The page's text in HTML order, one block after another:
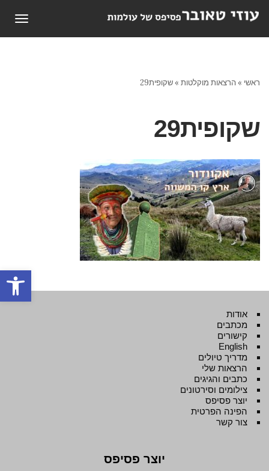
פתח
ראשי »הרצאות מוקלטות »שקופית29
שקופית29
אודות
מכתבים
קישורים
English
מדריך טיולים
הרצאות שלי
כתבים והגיגים
צילומים וסירטונים
יוצר פסיפס
הפינה הפרטית
צור קשר
יוצר פסיפס